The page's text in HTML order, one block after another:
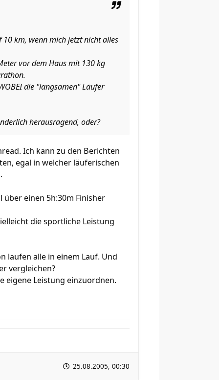
km, wenn mich jetzt nicht alles
vor dem Haus mit 130 kg
die "langsamen" Läufer
herausragend, oder?
Ich kann zu den Berichten
egal in welcher läuferischen
einen 5h:30m Finisher
die sportliche Leistung
laufen alle in einem Lauf. Und
vergleichen?
eigene Leistung einzuordnen.
25.08.2005, 00:30